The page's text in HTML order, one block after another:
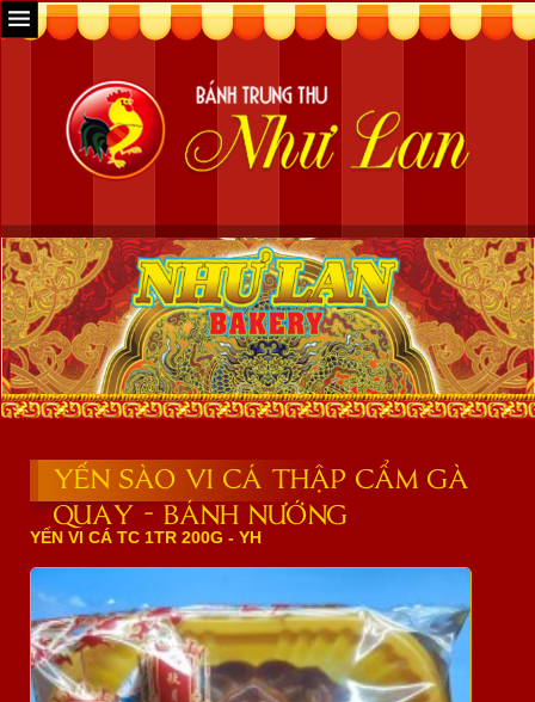
YẾN SÀO VI CÁ THẬP CẨM GÀ
QUAY - BÁNH NƯỚNG
YẾN VI CÁ TC 1TR 200G - YH